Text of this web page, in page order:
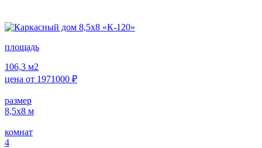
площадь
106,3 м2
цена от 1971000 ₽
размер
8,5х8 м
комнат
4